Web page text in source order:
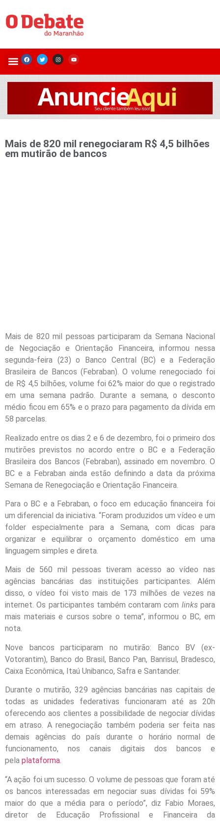
Mais de 820 mil renegociaram R$ 4,5 bilhões
em mutirão de bancos
Mais de 820 mil pessoas participaram da Semana Nacional
de Negociação e Orientação Financeira, informou nessa
segunda-feira (23) o Banco Central (BC) e a Federação
Brasileira de Bancos (Febraban). O volume renegociado foi
de R$ 4,5 bilhões, volume foi 62% maior do que o registrado
em uma semana padrão. Durante a semana, o desconto
médio ficou em 65% e o prazo para pagamento da dívida em
58 parcelas.
Realizado entre os dias 2 e 6 de dezembro, foi o primeiro dos
mutirões previstos no acordo entre o BC e a Federação
Brasileira dos Bancos (Febraban), assinado em novembro. O
BC e a Febraban ainda estão definindo a data da próxima
Semana de Renegociação e Orientação Financeira.
Para o BC e a Febraban, o foco em educação financeira foi
um diferencial da iniciativa. “Foram produzidos um vídeo e um
folder especialmente para a Semana, com dicas para
organizar e equilibrar o orçamento doméstico em uma
linguagem simples e direta.
Mais de 560 mil pessoas tiveram acesso ao vídeo nas
agências bancárias das instituições participantes. Além
disso, o vídeo foi visto mais de 173 milhões de vezes na
internet. Os participantes também contaram com linkspara
mais materiais e cursos sobre o tema”, informou o BC, em
nota.
Nove bancos participaram no mutirão: Banco BV (ex-
Votorantim), Banco do Brasil, Banco Pan, Banrisul, Bradesco,
Caixa Econômica, Itaú Unibanco, Safra e Santander.
Durante o mutirão, 329 agências bancárias nas capitais de
todas as unidades federativas funcionaram até as 20h
oferecendo aos clientes a possibilidade de negociar dívidas
em atraso. A renegociação também poderia ser feita nas
demais agências do país durante o horário normal de
funcionamento, nos canais digitais dos bancos e
pela plataforma.
“A ação foi um sucesso. O volume de pessoas que foram até
os bancos interessadas em negociar suas dívidas foi 59%
maior do que a média para o período”, diz Fabio Moraes,
diretor de Educação Profissional e Financeira da